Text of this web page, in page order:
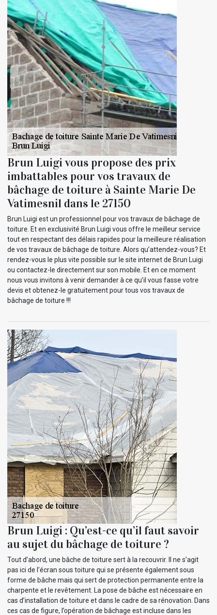
Brun Luigi vous propose des prix
imbattables pour vos travaux de
bâchage de toiture à Sainte Marie De
Vatimesnil dans le 27150
Brun Luigi est un professionnel pour vos travaux de bâchage de
toiture. Et en exclusivité Brun Luigi vous offre le meilleur service
tout en respectant des délais rapides pour la meilleure réalisation
de vos travaux de bâchage de toiture. Alors qu’attendez-vous? Et
rendez-vous le plus vite possible sur le site internet de Brun Luigi
ou contactez-le directement sur son mobile. Et en ce moment
nous vous invitons à venir demander à ce qu’il vous fasse votre
devis et obtenez-le gratuitement pour tous vos travaux de
bâchage de toiture !!!
Brun Luigi : Qu’est-ce qu’il faut savoir
au sujet du bâchage de toiture ?
Tout d’abord, une bâche de toiture sert à la recouvrir. Il ne s’agit
pas ici de l’écran sous toiture qui se présente également sous
forme de bâche mais qui sert de protection permanente entre la
charpente et le revêtement. La pose de bâche est nécessaire en
cas d’installation de toiture et dans le cadre de sa rénovation. Dans
ces cas de figure, l’opération de bâchage est incluse dans les